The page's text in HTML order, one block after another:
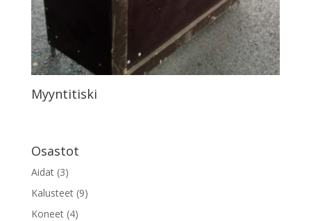
Myyntitiski
Osastot
Aidat (3)
Kalusteet (9)
Koneet (4)